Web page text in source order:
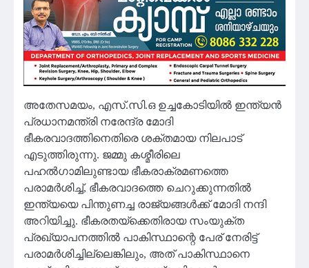
അതേസമയം, എസ്.സി.ഒ ഉച്ചകോടിയില്‍ ഇന്ത്യന്‍
പ്രധാനമന്ത്രി നരേന്ദ്ര മോദി
ഭീകരവാദത്തിനെതിരെ ശക്തമായ നിലപാട്
എടുത്തിരുന്നു. ജമ്മു കശ്മീരിലെ
പഹല്‍ഗാമിലുണ്ടായ ഭീകരാക്രമണത്തെ
പരാമര്‍ശിച്ച്, ഭീകരവാദത്തെ ചെറുക്കുന്നതില്‍
ഇന്ത്യയെ പിന്തുണച്ച രാജ്യങ്ങള്‍ക്ക് മോദി നന്ദി
അറിയിച്ചു. ഭീകരതയ്ക്കെതിരായ സംയുക്ത
പ്രഖ്യാപനത്തില്‍ പാകിസ്ഥാന്റെ പേര് നേരിട്ട്
പരാമര്‍ശിച്ചില്ലെങ്കിലും, അത് പാകിസ്ഥാനെ